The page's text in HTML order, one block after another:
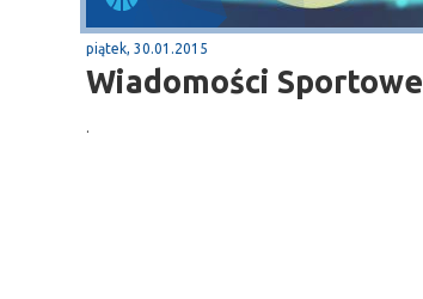
piątek, 30.01.2015
Wiadomości Sportowe
.